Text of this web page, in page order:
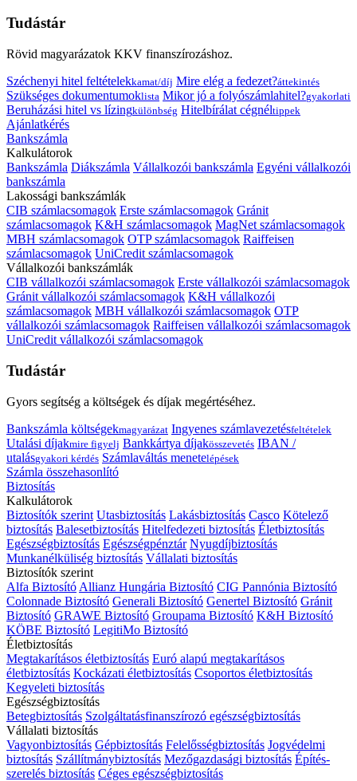
Tudástár
Rövid magyarázatok KKV finanszírozáshoz.
Széchenyi hitel feltételekkamat/díj Mire elég a fedezet?áttekintés
Szükséges dokumentumoklista Mikor jó a folyószámlahitel?gyakorlati
Beruházási hitel vs lízingkülönbség Hitelbírálat cégnéltippek
Ajánlatkérés
Bankszámla
Kalkulátorok
Bankszámla Diákszámla Vállalkozói bankszámla Egyéni vállalkozói
bankszámla
Lakossági bankszámlák
CIB számlacsomagok Erste számlacsomagok Gránit
számlacsomagok K&H számlacsomagok MagNet számlacsomagok
MBH számlacsomagok OTP számlacsomagok Raiffeisen
számlacsomagok UniCredit számlacsomagok
Vállalkozói bankszámlák
CIB vállalkozói számlacsomagok Erste vállalkozói számlacsomagok
Gránit vállalkozói számlacsomagok K&H vállalkozói
számlacsomagok MBH vállalkozói számlacsomagok OTP
vállalkozói számlacsomagok Raiffeisen vállalkozói számlacsomagok
UniCredit vállalkozói számlacsomagok
Tudástár
Gyors segítség a költségek és díjak megértéséhez.
Bankszámla költségekmagyarázat Ingyenes számlavezetésfeltételek
Utalási díjakmire figyelj Bankkártya díjakösszevetés IBAN /
utalásgyakori kérdés Számlaváltás menetelépések
Számla összehasonlító
Biztosítás
Kalkulátorok
Biztosítók szerint Utasbiztosítás Lakásbiztosítás Casco Kötelező
biztosítás Balesetbiztosítás Hitelfedezeti biztosítás Életbiztosítás
Egészségbiztosítás Egészségpénztár Nyugdíjbiztosítás
Munkanélküliség biztosítás Vállalati biztosítás
Biztosítók szerint
Alfa Biztosító Allianz Hungária Biztosító CIG Pannónia Biztosító
Colonnade Biztosító Generali Biztosító Genertel Biztosító Gránit
Biztosító GRAWE Biztosító Groupama Biztosító K&H Biztosító
KÖBE Biztosító LegitiMo Biztosító
Életbiztosítás
Megtakarításos életbiztosítás Euró alapú megtakarításos
életbiztosítás Kockázati életbiztosítás Csoportos életbiztosítás
Kegyeleti biztosítás
Egészségbiztosítás
Betegbiztosítás Szolgáltatásfinanszírozó egészségbiztosítás
Vállalati biztosítás
Vagyonbiztosítás Gépbiztosítás Felelősségbiztosítás Jogvédelmi
biztosítás Szállítmánybiztosítás Mezőgazdasági biztosítás Építés-
szerelés biztosítás Céges egészségbiztosítás